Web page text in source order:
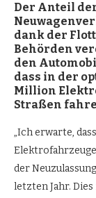
Der Anteil
dank der
Behörden
den
dass in der
Million
Straßen
„Ich erwarte,
der
letzten Jahr.